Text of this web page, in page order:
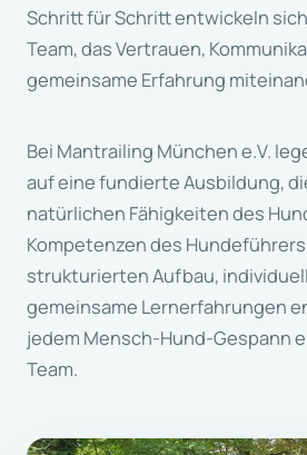
Schritt für Schritt entwickeln
Team, das Vertrauen,
gemeinsame Erfahrung
Bei Mantrailing München e.V.
auf eine fundierte Ausbildung,
natürlichen Fähigkeiten des
Kompetenzen des
strukturierten Aufbau,
gemeinsame Lernerfahrungen
jedem Mensch-Hund-Gespann
Team.